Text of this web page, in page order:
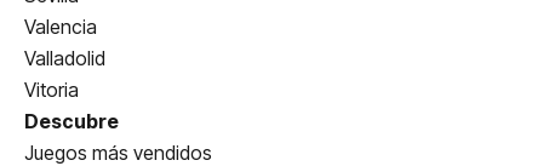
Valencia
Valladolid
Vitoria
Descubre
Juegos más vendidos